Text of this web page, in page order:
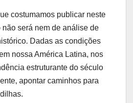
costumamos publicar neste
não será nem de análise de
Dadas as condições
nossa América Latina, nos
estruturante do século
apontar caminhos para